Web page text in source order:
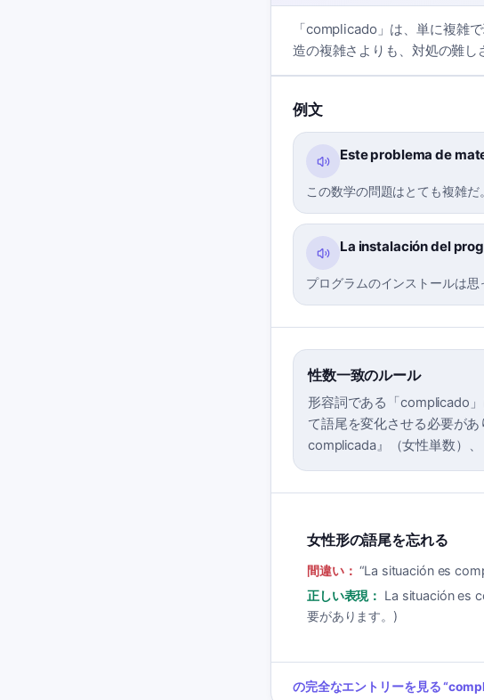
「complicado」は、単に複雑
造の複雑さよりも、対処の難し
例文
Este problema de
この数学の問題はとても複雑だ。
La instalación del
プログラムのインストールは思
性数一致のルール
形容詞である「complicado
て語尾を変化させる必要が
complicada』（女性単数）
女性形の語尾を忘れる
間違い： “La situación es
正しい表現： La situación es
要があります。)
の完全なエントリーを見る“